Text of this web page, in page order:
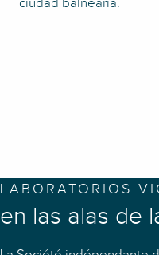
ciudad balnearia.
LABORATORIOS
en las alas de